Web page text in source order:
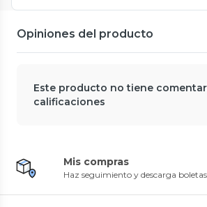
Opiniones del producto
Este producto no tiene
calificaciones
Mis compras
Haz seguimiento y descarga boletas